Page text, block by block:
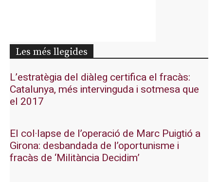
Les més llegides
L’estratègia del diàleg certifica el fracàs:
Catalunya, més intervinguda i sotmesa que
el 2017
El col·lapse de l’operació de Marc Puigtió a
Girona: desbandada de l’oportunisme i
fracàs de ‘Militància Decidim’